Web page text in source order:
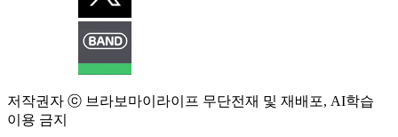
저작권자 ⓒ 브라보마이라이프 무단전재 및 재배포, AI학습
이용 금지